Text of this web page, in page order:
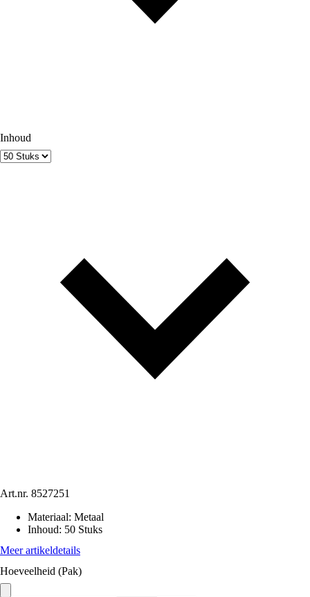
Inhoud
Art.nr. 8527251
Materiaal: Metaal
Inhoud: 50 Stuks
Meer artikeldetails
Hoeveelheid (Pak)